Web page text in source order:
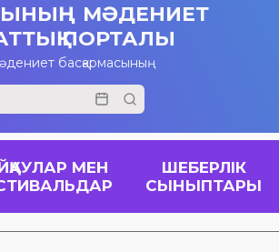
МӘДЕНИЕТ
ПОРТАЛЫ
басқармасының
МЕН
ШЕБЕРЛІК
СЫНЫПТАРЫ